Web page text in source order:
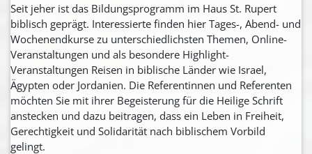
Seit jeher ist das Bildungsprogramm im Haus St. Rupert
biblisch geprägt. Interessierte finden hier Tages-, Abend- und
Wochenendkurse zu unterschiedlichsten Themen, Online-
Veranstaltungen und als besondere Highlight-
Veranstaltungen Reisen in biblische Länder wie Israel,
Ägypten oder Jordanien. Die Referentinnen und Referenten
möchten Sie mit ihrer Begeisterung für die Heilige Schrift
anstecken und dazu beitragen, dass ein Leben in Freiheit,
Gerechtigkeit und Solidarität nach biblischem Vorbild
gelingt.